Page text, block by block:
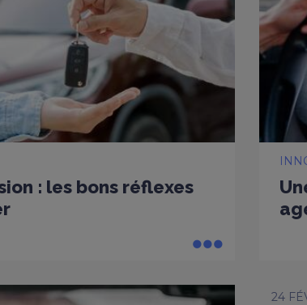
: les bons réflexes
24